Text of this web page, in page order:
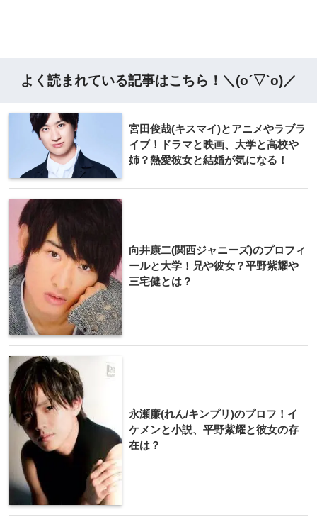
よく読まれている記事はこちら！＼(o´▽`o)／
宮田俊哉(キスマイ)とアニメやラブラ
イブ！ドラマと映画、大学と高校や
姉？熱愛彼女と結婚が気になる！
向井康二(関西ジャニーズ)のプロフィ
ールと大学！兄や彼女？平野紫耀や
三宅健とは？
永瀬廉(れん/キンプリ)のプロフ！イ
ケメンと小説、平野紫耀と彼女の存
在は？